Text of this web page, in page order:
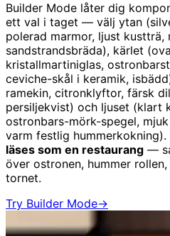
Builder Mode låter dig
ett val i taget — välj ytan
polerad marmor, ljust kustträ,
sandstrandsbräda), kärlet
kristallmartiniglas,
ceviche-skål i keramik,
ramekin, citronklyftor, färsk
persiljekvist) och ljuset (klart
ostronbars-mörk-spegel,
varm festlig hummerkokning).
läses som en restaurang —
över ostronen, hummer
tornet.
Try Builder Mode→